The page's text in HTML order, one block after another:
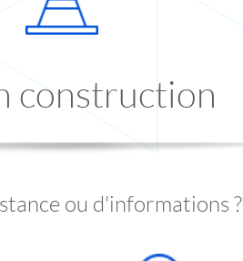
construction
ou d'informations ?